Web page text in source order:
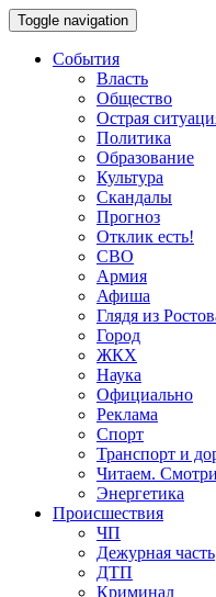
Toggle navigation
События
Власть
Общество
Острая
Политика
Образование
Культура
Скандалы
Прогноз
Отклик есть!
СВО
Армия
Афиша
Глядя из
Город
ЖКХ
Наука
Официально
Реклама
Спорт
Транспорт и
Читаем.
Энергетика
Происшествия
ЧП
Дежурная часть
ДТП
Криминал